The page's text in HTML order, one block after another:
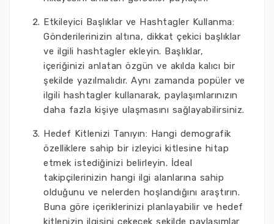
Etkileyici Başlıklar ve Hashtagler Kullanma:
Gönderilerinizin altına, dikkat çekici başlıklar
ve ilgili hashtagler ekleyin. Başlıklar,
içeriğinizi anlatan özgün ve akılda kalıcı bir
şekilde yazılmalıdır. Aynı zamanda popüler ve
ilgili hashtagler kullanarak, paylaşımlarınızın
daha fazla kişiye ulaşmasını sağlayabilirsiniz.
Hedef Kitlenizi Tanıyın: Hangi demografik
özelliklere sahip bir izleyici kitlesine hitap
etmek istediğinizi belirleyin. İdeal
takipçilerinizin hangi ilgi alanlarına sahip
olduğunu ve nelerden hoşlandığını araştırın.
Buna göre içeriklerinizi planlayabilir ve hedef
kitlenizin ilgisini çekecek şekilde paylaşımlar